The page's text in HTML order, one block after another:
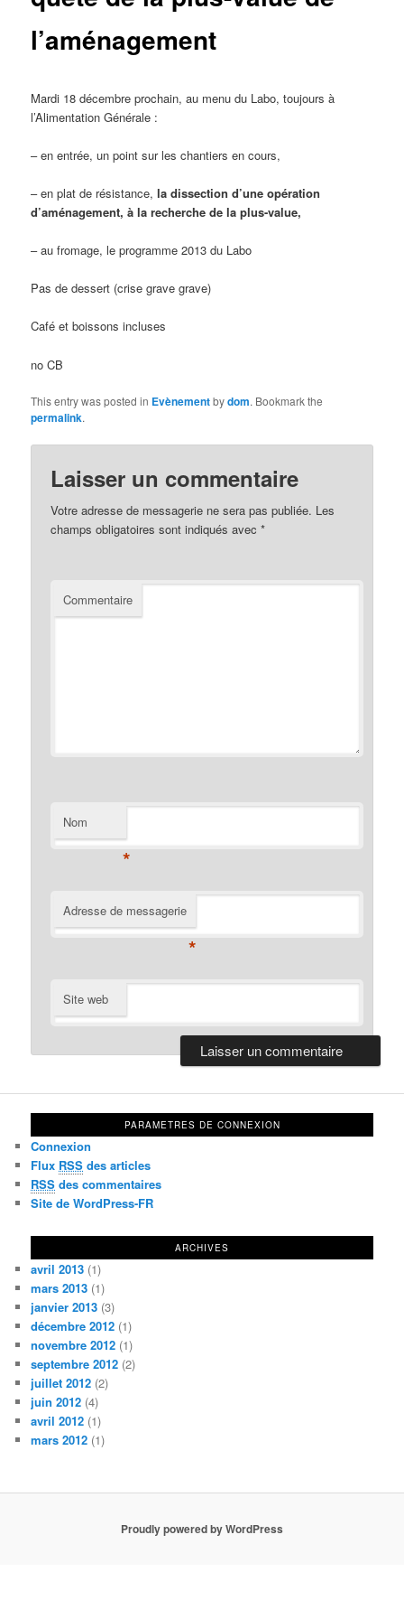
l’aménagement
Mardi 18 décembre prochain, au menu du Labo, toujours à
l’Alimentation Générale :
– en entrée, un point sur les chantiers en cours,
– en plat de résistance,la dissection d’une opération
d’aménagement, à la recherche de la plus-value,
– au fromage, le programme 2013 du Labo
Pas de dessert (crise grave grave)
Café et boissons incluses
no CB
This entry was posted in Evènementbydom. Bookmark the
permalink.
Laisser un commentaire
Votre adresse de messagerie ne sera pas publiée. Les
champs obligatoires sont indiqués avec*
Commentaire
Nom
*
Adresse de messagerie
*
Site web
PARAMETRES DE CONNEXION
Connexion
Flux RSS des articles
RSS des commentaires
Site de WordPress-FR
ARCHIVES
avril 2013 (1)
mars 2013 (1)
janvier 2013 (3)
décembre 2012 (1)
novembre 2012 (1)
septembre 2012 (2)
juillet 2012 (2)
juin 2012 (4)
avril 2012 (1)
mars 2012 (1)
Proudly powered by WordPress